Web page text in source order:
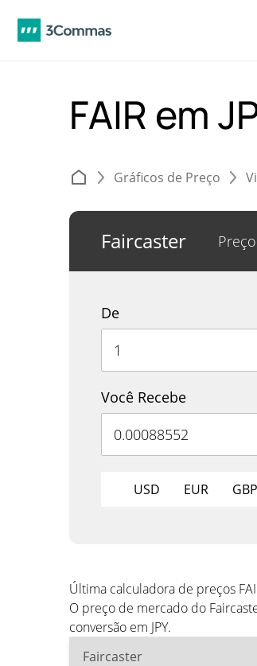
FAIR em
Gráficos de Preço
Faircaster Preço
De
Você Recebe
USD EUR GBP
Última calculadora de preços
O preço de mercado do
conversão em JPY.
Faircaster